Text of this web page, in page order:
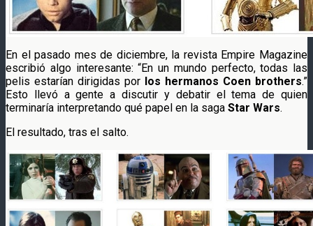
En el pasado mes de diciembre, la revista Empire Magazine
escribió algo interesante: “En un mundo perfecto, todas las
pelis estarían dirigidas por los hermanos Coen brothers.”
Esto llevó a gente a discutir y debatir el tema de quien
terminaría interpretando qué papel en la saga Star Wars.
El resultado, tras el salto.